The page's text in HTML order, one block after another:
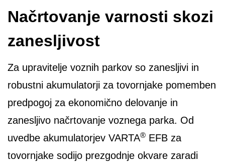
Načrtovanje varnosti skozi
zanesljivost
Za upravitelje voznih parkov so zanesljivi in
robustni akumulatorji za tovornjake pomemben
predpogoj za ekonomično delovanje in
zanesljivo načrtovanje voznega parka. Od
uvedbe akumulatorjev VARTA® EFB za
tovornjake sodijo prezgodnje okvare zaradi